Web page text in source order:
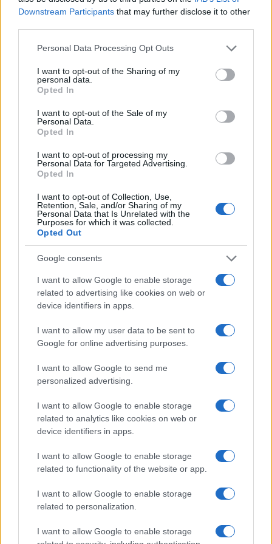
Downstream Participants that may further disclose it to other
Please note that this website/app uses one or more Google
not limited to your visit or usage behaviour. You may click to
grant or deny consent to Google and its third-party tags to
use your data for below specified purposes in below Google
consent section.
Personal Data Processing Opt Outs
I want to opt-out of the Sharing of my
personal data.
Opted In
I want to opt-out of the Sale of my
Personal Data.
Opted In
I want to opt-out of processing my
Personal Data for Targeted Advertising.
Opted In
I want to opt-out of Collection, Use,
Retention, Sale, and/or Sharing of my
Personal Data that Is Unrelated with the
Purposes for which it was collected.
Opted Out
Google consents
I want to allow Google to enable storage
related to advertising like cookies on web or
device identifiers in apps.
I want to allow my user data to be sent to
Google for online advertising purposes.
I want to allow Google to send me
personalized advertising.
I want to allow Google to enable storage
related to analytics like cookies on web or
device identifiers in apps.
I want to allow Google to enable storage
related to functionality of the website or app.
I want to allow Google to enable storage
related to personalization.
I want to allow Google to enable storage
Romani in Russia”, “Dialoghi Incivili”, “Il
Secondo Figlio di Dio”, “Centro di Igiene
L’altra faccia della Liberazione”
, fino ai più
recenti“Abbi Cura di Me” e “Happy Next / Alla
Ricerca della Felicità”, accanto a docufilm e
musiche per il cinema
Lo chiederemo agli alberi”
a Tempio
Pausania è anche un’occasione per riascoltare
e riscoprire le canzoni diSimone Cristicchi
incastonate in una sorta di diario d’artista, in
si mette a nudo, parla di sé, delle sue
esperienze, della sua storia: «oltre quindici
anni tra le standing ovation ricevute ai
Festival di Sanremo e i ripetuti sold out
teatrali e musicali, dai premi della critica alle
mostre dei suoi disegni, dal teatro civile ai
docufilm, dai libri alla musica popolare,
incontrando sul cammino persone
». Vita e arte di un “cant-attore”
alla ricerca della felicità e dell’armonia,
attraverso un percorso di crescita
interiore: «Non sono riuscito a trovare una
definizione felicità. Forse perché ne esistono
7 miliardi di tipi diversi, perché ognuno di noi
è unico, irripetibile, un piccolo capolavoro» –
sostiene Simone Cristicchi in “
con questo pensiero, ci sentiremmo più
leggeri e vivi, creatori di una felicità che
nasce dal prenderci cura gli uni degli altri.
Perché “la mia felicità è anche la tua felicità”,
mondo intero».